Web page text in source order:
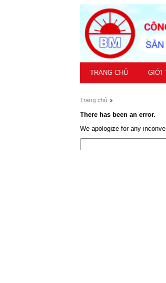
TRANG CHỦ GIỚI
Trang chủ
There has been an error.
We apologize for any